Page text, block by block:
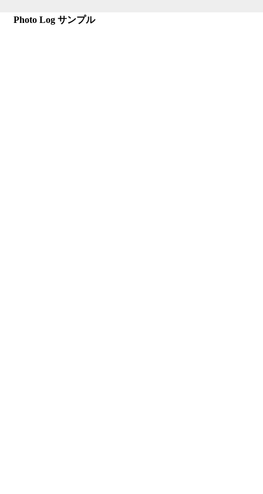
Photo Log サンプル